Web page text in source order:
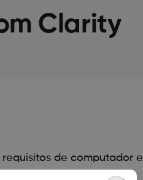
Clarity
de computador e